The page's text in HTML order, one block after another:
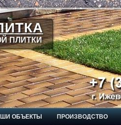
ПЛИТКИ
ОБЪЕКТЫ ПРОИЗВОДСТВО